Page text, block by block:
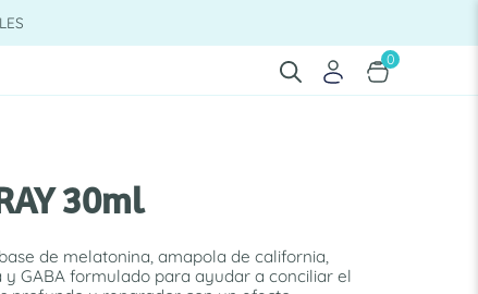
0
30ml
de melatonina, amapola de california,
GABA formulado para ayudar a conciliar el